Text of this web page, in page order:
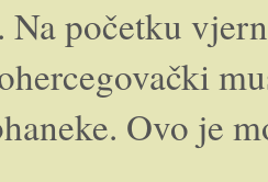
Na početku
Ovo je